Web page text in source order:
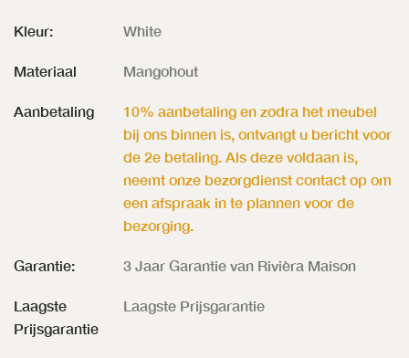
Kleur: White
Materiaal Mangohout
Aanbetaling
10% aanbetaling en zodra het meubel
bij ons binnen is, ontvangt u bericht voor
de 2e betaling. Als deze voldaan is,
neemt onze bezorgdienst contact op om
een afspraak in te plannen voor de
bezorging.
Garantie: 3 Jaar Garantie van Rivièra Maison
Laagste
Prijsgarantie
Laagste Prijsgarantie